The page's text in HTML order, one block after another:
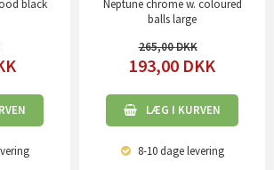
black
Neptune chrome w. coloured
balls large
265,00
193,00 DKK
LÆG I KURVEN
8-10 dagelevering